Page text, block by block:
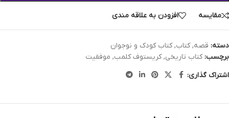
مقایسه افزودن به علاقه مندی
دسته: قصه, کتاب, کتاب کودک و نوجوان
برچسب: کتاب تاریخی, کریستوف کلمب, موفقیت
اشتراک گذاری: